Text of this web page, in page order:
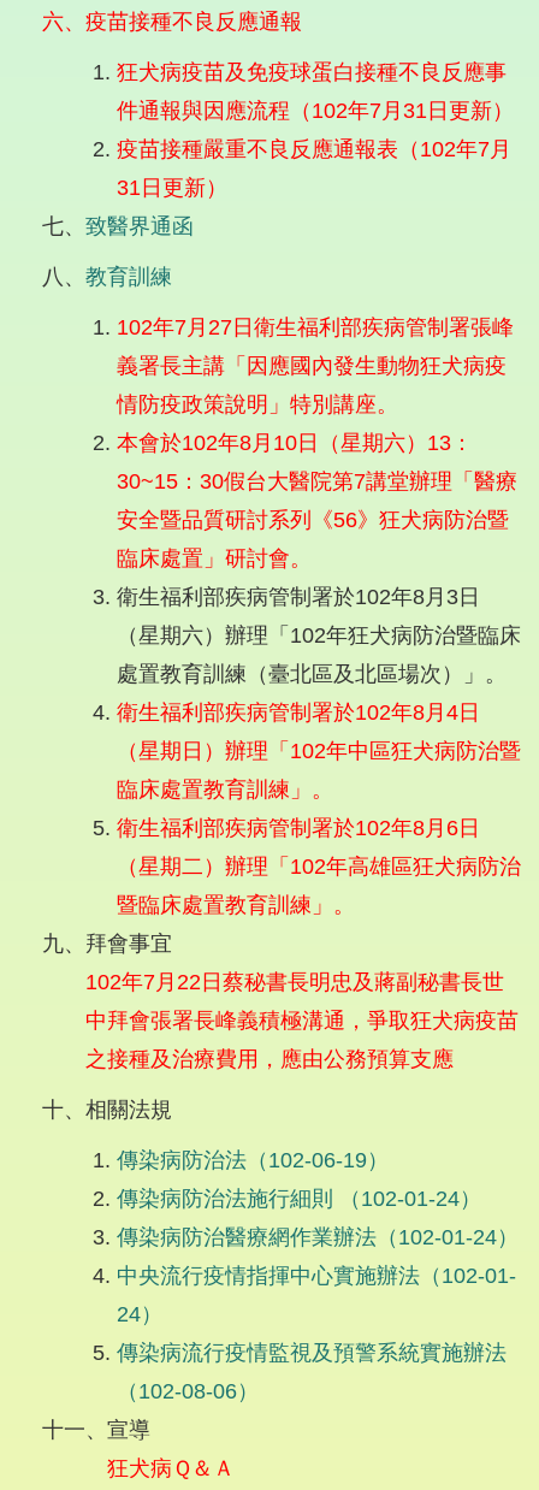
六、疫苗接種不良反應通報
狂犬病疫苗及免疫球蛋白接種不良反應事
件通報與因應流程（102年7月31日更新）
疫苗接種嚴重不良反應通報表（102年7月
31日更新）
七、 致醫界通函
八、 教育訓練
102年7月27日衛生福利部疾病管制署張峰
義署長主講「因應國內發生動物狂犬病疫
情防疫政策說明」特別講座。
本會於102年8月10日（星期六）13：
30~15：30假台大醫院第7講堂辦理「醫療
安全暨品質研討系列《56》狂犬病防治暨
臨床處置」研討會。
衛生福利部疾病管制署於102年8月3日
（星期六）辦理「102年狂犬病防治暨臨床
處置教育訓練（臺北區及北區場次）」。
衛生福利部疾病管制署於102年8月4日
（星期日）辦理「102年中區狂犬病防治暨
臨床處置教育訓練」。
衛生福利部疾病管制署於102年8月6日
（星期二）辦理「102年高雄區狂犬病防治
暨臨床處置教育訓練」。
九、拜會事宜
102年7月22日蔡秘書長明忠及蔣副秘書長世
中拜會張署長峰義積極溝通，爭取狂犬病疫苗
之接種及治療費用，應由公務預算支應
十、相關法規
傳染病防治法（102-06-19）
傳染病防治法施行細則 （102-01-24）
傳染病防治醫療網作業辦法（102-01-24）
中央流行疫情指揮中心實施辦法（102-01-
24）
傳染病流行疫情監視及預警系統實施辦法
（102-08-06）
十一、宣導
狂犬病Ｑ＆Ａ